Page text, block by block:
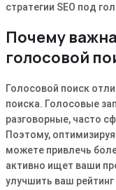
стратегии SEO под
Почему
голосовой
Голосовой поиск
поиска. Голосовые
разговорные, часто
Поэтому,
можете привлечь
активно ищет ваши
улучшить ваш